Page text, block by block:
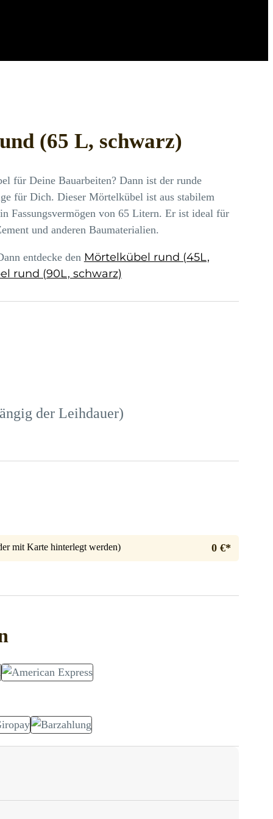
(65 L, schwarz)
für Deine Bauarbeiten? Dann ist der runde
für Dich. Dieser Mörtelkübel ist aus stabilem
Fassungsvermögen von 65 Litern. Er ist ideal für
und anderen Baumaterialien.
entdecke den Mörtelkübel rund (45L,
rund (90L, schwarz)
der Leihdauer)
mit Karte hinterlegt werden) 0 €*